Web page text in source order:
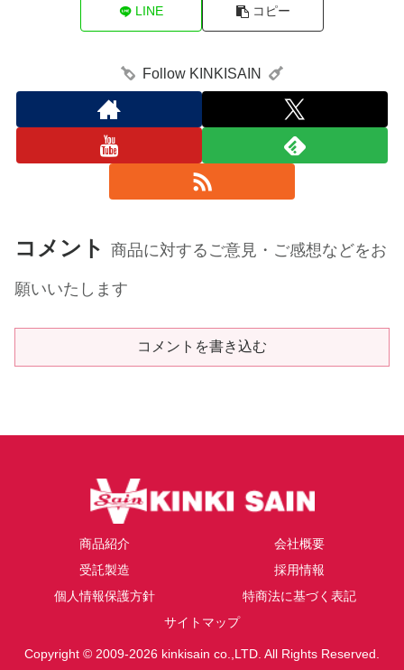
LINE コピー
Follow KINKISAIN
コメント 商品に対するご意見・ご感想などをお
願いいたします
コメントを書き込む
商品紹介
会社概要
受託製造
採用情報
個人情報保護方針
特商法に基づく表記
サイトマップ
Copyright © 2009-2026 kinkisain co.,LTD. All Rights Reserved.